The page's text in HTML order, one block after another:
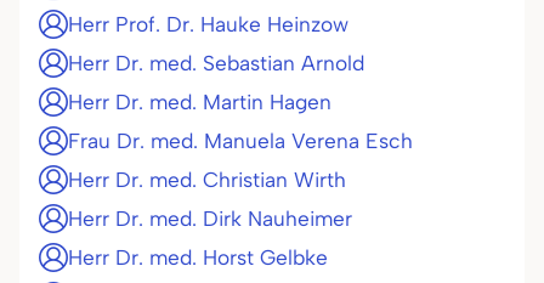
Herr Prof. Dr. Hauke Heinzow
Herr Dr. med. Sebastian Arnold
Herr Dr. med. Martin Hagen
Frau Dr. med. Manuela Verena Esch
Herr Dr. med. Christian Wirth
Herr Dr. med. Dirk Nauheimer
Herr Dr. med. Horst Gelbke